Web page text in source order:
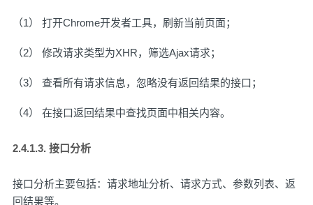
（1） 打开Chrome开发者工具，刷新当前页面；
（2） 修改请求类型为XHR，筛选Ajax请求；
（3） 查看所有请求信息，忽略没有返回结果的接口；
（4） 在接口返回结果中查找页面中相关内容。
2.4.1.3. 接口分析
接口分析主要包括：请求地址分析、请求方式、参数列表、返
回结果等。